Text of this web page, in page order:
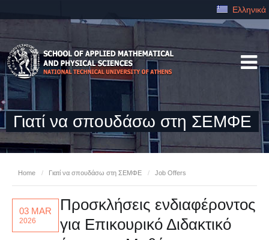
Ελληνικά
Γιατί να σπουδάσω στη ΣΕΜΦΕ
Home / Γιατί να σπουδάσω στη ΣΕΜΦΕ / Job Offers
03 MAR
2026
Προσκλήσεις ενδιαφέροντος
για Επικουρικό Διδακτικό